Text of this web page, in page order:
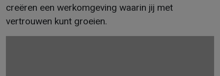
creëren een werkomgeving waarin jij met
vertrouwen kunt groeien.